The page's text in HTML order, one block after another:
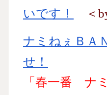
いです！
＜
ナミねぇＢ
せ！
「春一番 ナ